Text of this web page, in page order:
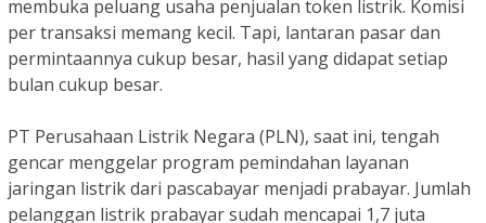
membuka peluang usaha penjualan token listrik. Komisi
per transaksi memang kecil. Tapi, lantaran pasar dan
permintaannya cukup besar, hasil yang didapat setiap
bulan cukup besar.
PT Perusahaan Listrik Negara (PLN), saat ini, tengah
gencar menggelar program pemindahan layanan
jaringan listrik dari pascabayar menjadi prabayar. Jumlah
pelanggan listrik prabayar sudah mencapai 1,7 juta